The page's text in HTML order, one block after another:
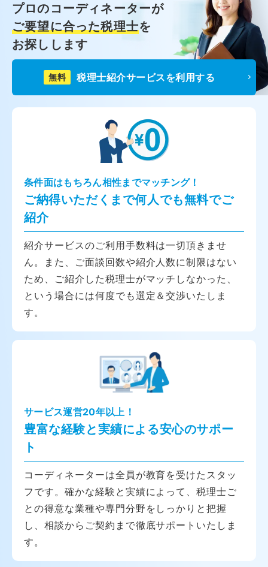
プロのコーディネーターが
ご要望に合った税理士を
お探しします
無料 税理士紹介サービスを利用する
条件面はもちろん相性までマッチング！
ご納得いただくまで何人でも無料でご
紹介
紹介サービスのご利用手数料は一切頂きませ
ん。また、ご面談回数や紹介人数に制限はない
ため、ご紹介した税理士がマッチしなかった、
という場合には何度でも選定＆交渉いたしま
す。
サービス運営20年以上！
豊富な経験と実績による安心のサポー
ト
コーディネーターは全員が教育を受けたスタッ
フです。確かな経験と実績によって、税理士ご
との得意な業種や専門分野をしっかりと把握
し、相談からご契約まで徹底サポートいたしま
す。